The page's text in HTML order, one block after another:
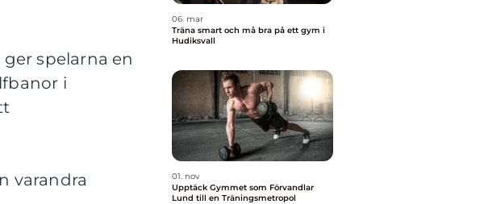
spelarna en
i
varandra
06. mar
Träna smart och må bra på ett gym i
Hudiksvall
01. nov
Upptäck Gymmet som Förvandlar
Lund till en Träningsmetropol